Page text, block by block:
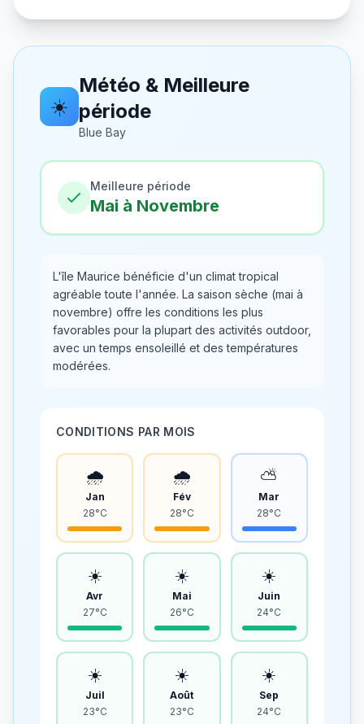
☀️
Météo & Meilleure
période
Blue Bay
Meilleure période
Mai à Novembre
L'île Maurice bénéficie d'un climat tropical
agréable toute l'année. La saison sèche (mai à
novembre) offre les conditions les plus
favorables pour la plupart des activités outdoor,
avec un temps ensoleillé et des températures
modérées.
CONDITIONS PAR MOIS
🌧️
Jan
28°C
🌧️
Fév
28°C
⛅
Mar
28°C
☀️
Avr
27°C
☀️
Mai
26°C
☀️
Juin
24°C
☀️
Juil
23°C
☀️
Août
23°C
☀️
Sep
24°C